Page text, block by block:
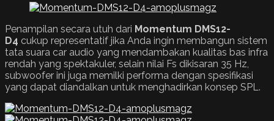
Penampilan secara utuh dari Momentum DMS12-
D4 cukup representatif jika Anda ingin membangun sistem
tata suara car audio yang mendambakan kualitas bas infra
rendah yang spektakuler, selain nilai Fs dikisaran 35 Hz,
subwoofer ini juga memilki performa dengan spesifikasi
yang dapat diandalkan untuk menghadirkan konsep SPL.